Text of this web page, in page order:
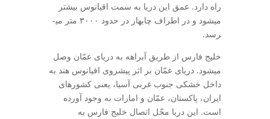
راه دارد. عمق این دریا به سمت اقیانوس بیشتر
می­شود و در اطراف چابهار در حدود ۳۰۰۰ متر می­
رسد.
خلیج فارس از طریق آبراهه به دریای عمّان وصل
می­شود. دریای عمّان بر اثر پیشروی اقیانوس هند به
داخل خشکی جنوب غربی آسیا، یعنی کشورهای
ایران، پاکستان، عمّان و امارات به وجود آورده
است. این دریا محّل اتصال خلیج فارس به